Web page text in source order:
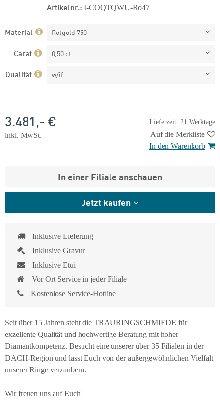
Artikelnr.: I-COQTQWU-Ro47
Material Rotgold 750
Carat 0,50 ct
Qualität w/if
Lieferzeit: 21 Werktage
3.481,- €
inkl. MwSt.
Auf die Merkliste
In den Warenkorb
In einer Filiale anschauen
Jetzt kaufen
Inklusive Lieferung
Inklusive Gravur
Inklusive Etui
Vor Ort Service in jeder Filiale
Kostenlose Service-Hotline
Seit über 15 Jahren steht die TRAURINGSCHMIEDE für
exzellente Qualität und hochwertige Beratung mit hoher
Diamantkompetenz. Besucht eine unserer über 35 Filialen in der
DACH-Region und lasst Euch von der außergewöhnlichen Vielfalt
unserer Ringe verzaubern.
Wir freuen uns auf Euch!